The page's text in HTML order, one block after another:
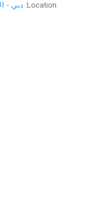
Location: دبي -